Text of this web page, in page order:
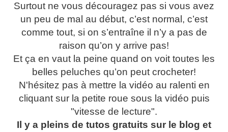
Surtout ne vous découragez pas si vous avez
un peu de mal au début, c’est normal, c’est
comme tout, si on s’entraîne il n’y a pas de
raison qu’on y arrive pas!
Et ça en vaut la peine quand on voit toutes les
belles peluches qu’on peut crocheter!
N'hésitez pas à mettre la vidéo au ralenti en
cliquant sur la petite roue sous la vidéo puis
"vitesse de lecture".
Il y a pleins de tutos gratuits sur le blog et